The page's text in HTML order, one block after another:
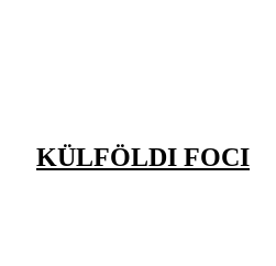
KÜLFÖLDI FOCI